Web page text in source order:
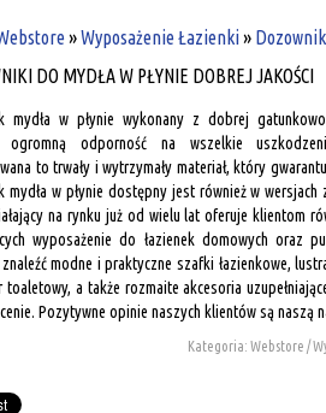
»Wyposażenie Łazienki»
DO MYDŁA W PŁYNIE DOBREJ JAKOŚCI
mydła w płynie wykonany z dobrej
ogromną odporność na wszelkie
to trwały i wytrzymały materiał, który
mydła w płynie dostępny jest również w wersjach
na rynku już od wielu lat oferuje klientom
wyposażenie do łazienek domowych oraz
modne i praktyczne szafki łazienkowe,
toaletowy, a także rozmaite akcesoria
Pozytywne opinie naszych klientów są naszą
Kategoria: Webstore /